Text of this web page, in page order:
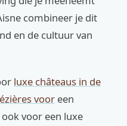
combineer je dit
en de cultuur van
luxe châteaus in de
voor een
voor een luxe